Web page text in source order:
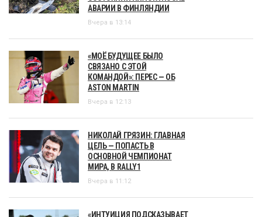
АВАРИИ В ФИНЛЯНДИИ
Вчера в 13:14
«МОЁ БУДУЩЕЕ БЫЛО
СВЯЗАНО С ЭТОЙ
КОМАНДОЙ»: ПЕРЕС — ОБ
ASTON MARTIN
Вчера в 12:13
НИКОЛАЙ ГРЯЗИН: ГЛАВНАЯ
ЦЕЛЬ — ПОПАСТЬ В
ОСНОВНОЙ ЧЕМПИОНАТ
МИРА, В RALLY1
Вчера в 11:12
«ИНТУИЦИЯ ПОДСКАЗЫВАЕТ